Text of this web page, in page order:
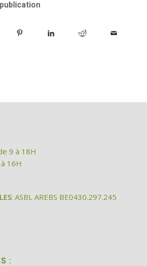
9 à 18H
16H
: ASBL AREBS BE0430.297.245
: